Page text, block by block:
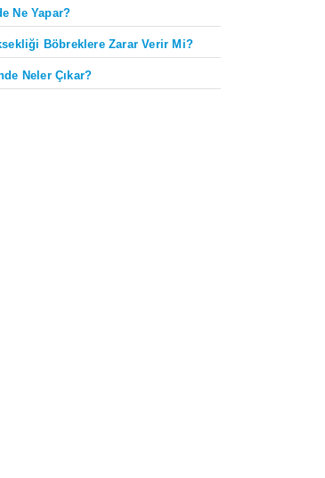
Ne Yapar?
Böbreklere Zarar Verir Mi?
Neler Çıkar?